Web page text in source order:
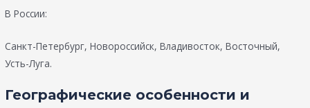
В России:
Санкт-Петербург, Новороссийск, Владивосток, Восточный,
Усть-Луга.
Географические особенности и